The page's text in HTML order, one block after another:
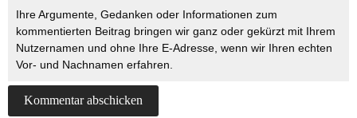
Ihre Argumente, Gedanken oder Informationen zum
kommentierten Beitrag bringen wir ganz oder gekürzt mit Ihrem
Nutzernamen und ohne Ihre E-Adresse, wenn wir Ihren echten
Vor- und Nachnamen erfahren.